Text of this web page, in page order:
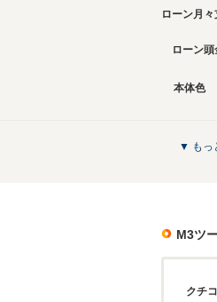
ローン月
ローン頭
本体色
▼ もっ
M3ツ
クチ